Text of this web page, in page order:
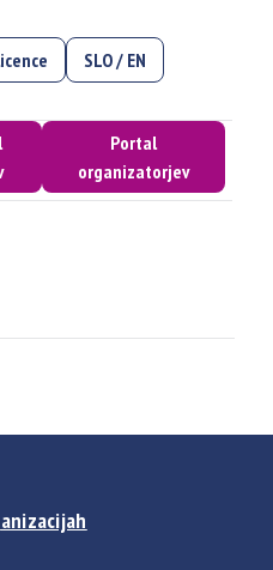
SLO / EN
Portal
organizatorjev